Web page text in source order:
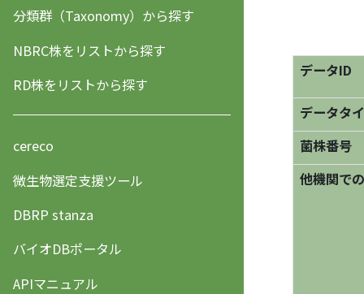
分類群（Taxonomy）から探す
NBRC株をリストから探す
RD株をリストから探す
cereco
微生物選定支援ツール
DBRP stanza
バイオDBポータル
APIマニュアル
データID
データタ
菌株番号
他機関で